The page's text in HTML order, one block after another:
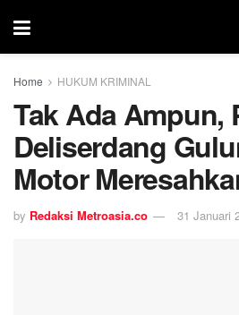
Home HUKUM KRIMINAL
Tak Ada Ampun,
Deliserdang
Motor
by Redaksi Metroasia.co 31 Januari